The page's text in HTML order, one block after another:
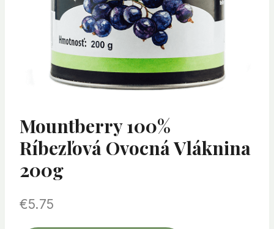
Mountberry 100%
Ríbezľová Ovocná Vláknina
200g
€5.75